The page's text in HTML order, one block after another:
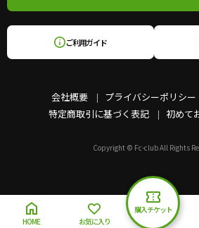
会社概要 プライバシーポリシー
特定商取引に基づく表記
初めて
ご利用ガイド
Copyright © Fc-club All Rights
HOME お気に入り
購入チケット